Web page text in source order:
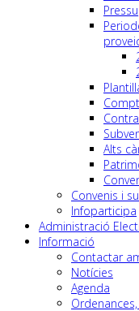
Alts
Convenis i
Infoparticipa
Administració
Informació
Contactar
Notícies
Agenda